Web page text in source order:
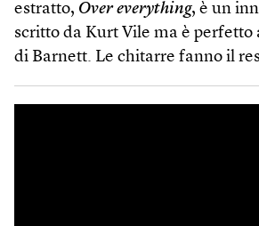
estratto, Over everything, è un
scritto da Kurt Vile ma è perfetto
di Barnett. Le chitarre fanno il